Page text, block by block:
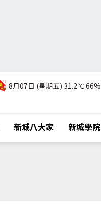
8月07日 (星期五) 31.2℃66%
新城八大家 新城學院